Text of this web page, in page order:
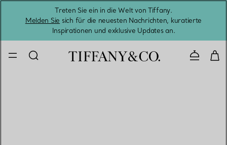
Treten Sie ein in die Welt von Tiffany.
Melden Sie sich für die neuesten Nachrichten, kuratierte
Inspirationen und exklusive Updates an.